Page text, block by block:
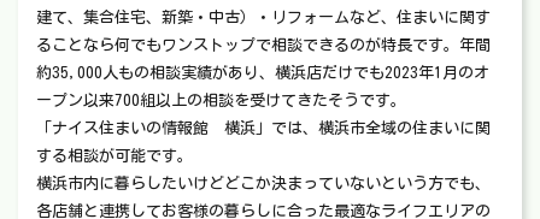
建て、集合住宅、新築・中古）・リフォームなど、住まいに関す
ることなら何でもワンストップで相談できるのが特長です。年間
約35,000人もの相談実績があり、横浜店だけでも2023年1月のオ
ープン以来700組以上の相談を受けてきたそうです。
「ナイス住まいの情報館 横浜」では、横浜市全域の住まいに関
する相談が可能です。
横浜市内に暮らしたいけどどこか決まっていないという方でも、
各店舗と連携してお客様の暮らしに合った最適なライフエリアの